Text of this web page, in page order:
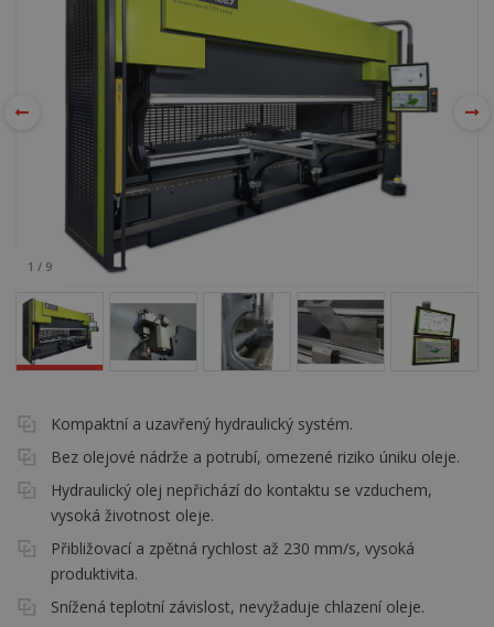
1 / 9
Kompaktní a uzavřený hydraulický systém.
Bez olejové nádrže a potrubí, omezené riziko úniku oleje.
Hydraulický olej nepřichází do kontaktu se vzduchem,
vysoká životnost oleje.
Přibližovací a zpětná rychlost až 230 mm/s, vysoká
produktivita.
Snížená teplotní závislost, nevyžaduje chlazení oleje.